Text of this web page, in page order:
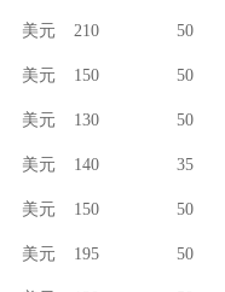
美元 210 50
美元 150 50
美元 130 50
美元 140 35
美元 150 50
美元 195 50